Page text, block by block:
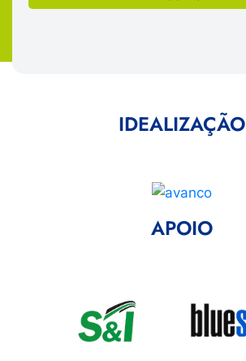
IDEALIZAÇÃO
APOIO